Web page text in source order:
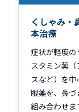
くしゃみ・
本治療
症状が軽度の
スタミン薬
スなど）を
眼薬を、鼻づ
組み合わせま